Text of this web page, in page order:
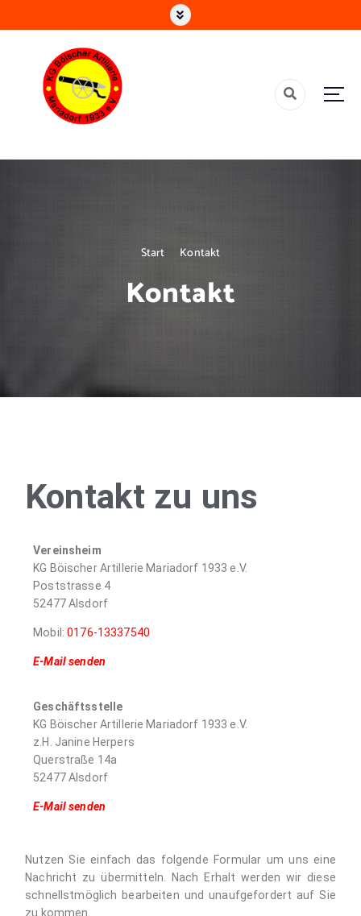
Start Kontakt
Kontakt
Kontakt zu uns
Vereinsheim
KG Böischer Artillerie Mariadorf 1933 e.V.
Poststrasse 4
52477 Alsdorf
Mobil:0176-13337540
E-Mail senden
Geschäftsstelle
KG Böischer Artillerie Mariadorf 1933 e.V.
z.H. Janine Herpers
Querstraße 14a
52477 Alsdorf
E-Mail senden
Nutzen Sie einfach das folgende Formular um uns eine
Nachricht zu übermitteln. Nach Erhalt werden wir diese
schnellstmöglich bearbeiten und unaufgefordert auf Sie
zu kommen.